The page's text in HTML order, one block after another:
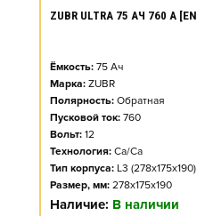
ZUBR ULTRA 75 АЧ 760 А
Ёмкость: 75 Ач
Марка: ZUBR
Полярность: Обратная
Пусковой ток: 760
Вольт: 12
Технология: Ca/Ca
Тип корпуса: L3
Размер, мм: 278x175x190
Наличие: В наличии